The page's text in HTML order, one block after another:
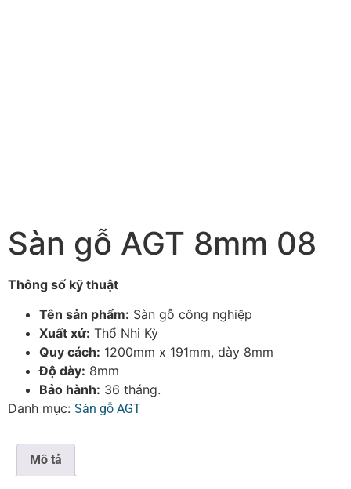
Sàn gỗ AGT 8mm 08
Thông số kỹ thuật
Tên sản phẩm: Sàn gỗ công nghiệp
Xuất xứ: Thổ Nhi Kỳ
Quy cách: 1200mm x 191mm, dày 8mm
Độ dày: 8mm
Bảo hành: 36 tháng.
Danh mục: Sàn gỗ AGT
Mô tả